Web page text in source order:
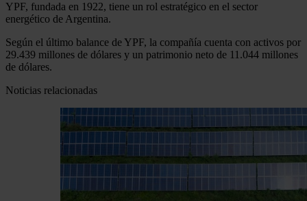
YPF, fundada en 1922, tiene un rol estratégico en el sector
energético de Argentina.
Según el último balance de YPF, la compañía cuenta con activos por
29.439 millones de dólares y un patrimonio neto de 11.044 millones
de dólares.
Noticias relacionadas